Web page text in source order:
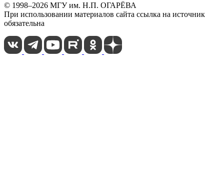
© 1998–2026 МГУ им. Н.П. ОГАРЁВА
При использовании материалов сайта ссылка на источник
обязательна